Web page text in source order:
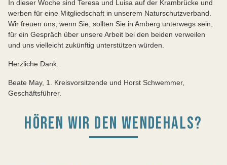
In dieser Woche sind Teresa und Luisa auf der Krambrücke und
werben für eine Mitgliedschaft in unserem Naturschutzverband.
Wir freuen uns, wenn Sie, sollten Sie in Amberg unterwegs sein,
für ein Gespräch über unsere Arbeit bei den beiden verweilen
und uns vielleicht zukünftig unterstützen würden.
Herzliche Dank.
Beate May, 1. Kreisvorsitzende und Horst Schwemmer,
Geschäftsführer.
HÖREN WIR DEN WENDEHALS?